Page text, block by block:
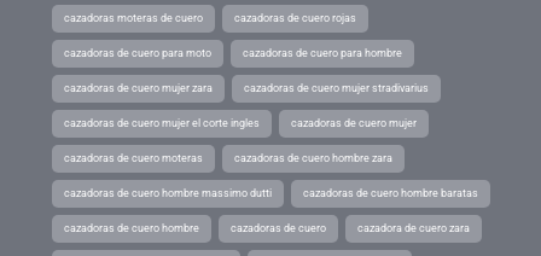
cazadoras moteras de cuero cazadoras de cuero rojas
cazadoras de cuero para moto cazadoras de cuero para hombre
cazadoras de cuero mujer zara cazadoras de cuero mujer stradivarius
cazadoras de cuero mujer el corte ingles cazadoras de cuero mujer
cazadoras de cuero moteras cazadoras de cuero hombre zara
cazadoras de cuero hombre massimo dutti cazadoras de cuero hombre baratas
cazadoras de cuero hombre cazadoras de cuero cazadora de cuero zara